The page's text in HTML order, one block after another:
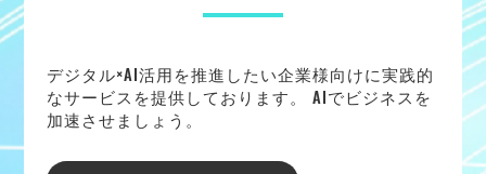
デジタル×AI活用を推進したい企業様向けに実践的
なサービスを提供しております。 AIでビジネスを
加速させましょう。